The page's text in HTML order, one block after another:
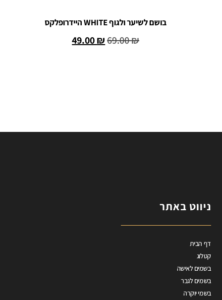
בושם לשיער ולגוף WHITE היידרופלקס
69.00₪
49.00₪
ניווט באתר
דף הבית
קטלוג
בשמים לאישה
בשמים לגבר
בשמי יוקרה